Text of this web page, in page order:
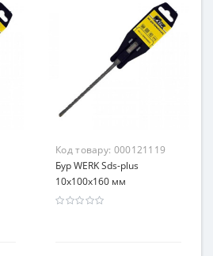
Код товару: 000121119
Бур WERK Sds-plus
10х100x160 мм